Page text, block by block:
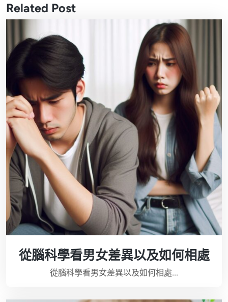
Related Post
從腦科學看男女差異以及如何相處
從腦科學看男女差異以及如何相處...